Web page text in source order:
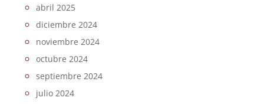
abril 2025
diciembre 2024
noviembre 2024
octubre 2024
septiembre 2024
julio 2024